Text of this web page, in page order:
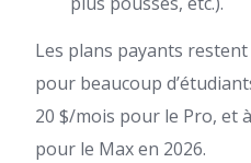
Les plans payants
pour beaucoup
20 $/mois pour le Pro, et
pour le Max en 2026.